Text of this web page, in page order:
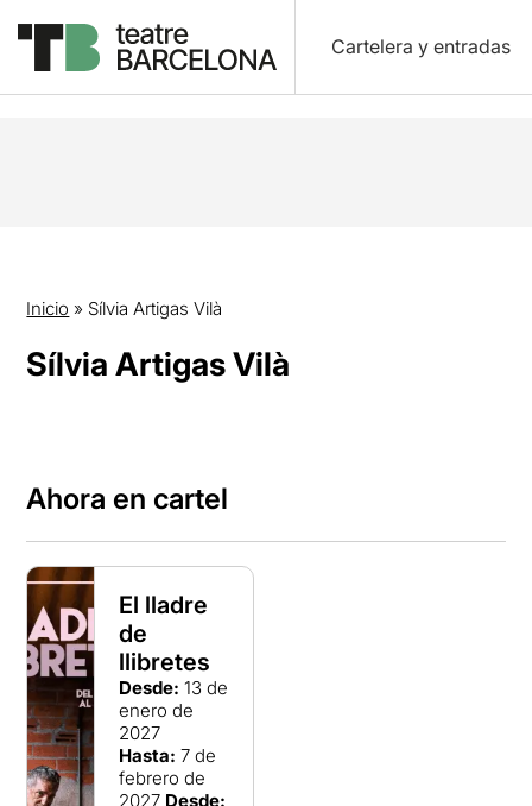
Cartelera y entradas
Inicio » Sílvia Artigas Vilà
Sílvia Artigas Vilà
Ahora en cartel
El lladre
de
llibretes
Desde: 13 de
enero de
2027
Hasta: 7 de
febrero de
2027 Desde: